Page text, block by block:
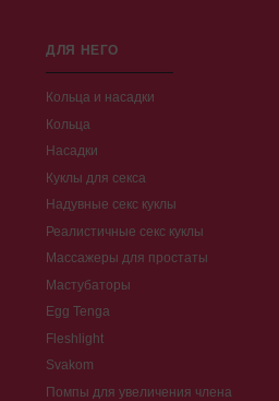
ДЛЯ НЕГО
Кольца и насадки
Кольца
Насадки
Куклы для секса
Надувные секс куклы
Реалистичные секс куклы
Массажеры для простаты
Мастубаторы
Egg Tenga
Fleshlight
Svakom
Помпы для увеличения члена